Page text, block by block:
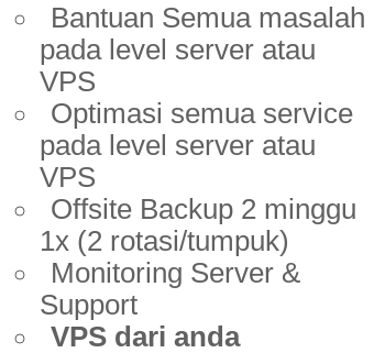
Bantuan Semua masalah
pada level server atau
VPS
Optimasi semua service
pada level server atau
VPS
Offsite Backup 2 minggu
1x (2 rotasi/tumpuk)
Monitoring Server &
Support
VPS dari anda